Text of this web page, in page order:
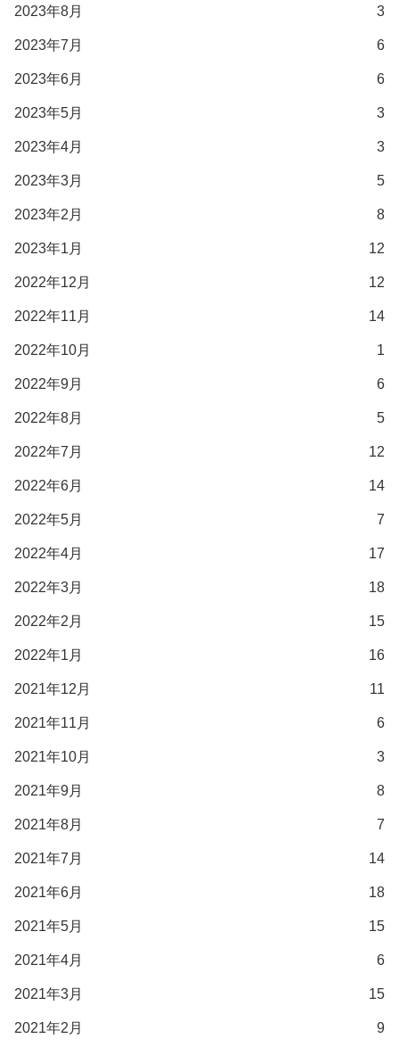
2023年8月 3
2023年7月 6
2023年6月 6
2023年5月 3
2023年4月 3
2023年3月 5
2023年2月 8
2023年1月 12
2022年12月 12
2022年11月 14
2022年10月 1
2022年9月 6
2022年8月 5
2022年7月 12
2022年6月 14
2022年5月 7
2022年4月 17
2022年3月 18
2022年2月 15
2022年1月 16
2021年12月 11
2021年11月 6
2021年10月 3
2021年9月 8
2021年8月 7
2021年7月 14
2021年6月 18
2021年5月 15
2021年4月 6
2021年3月 15
2021年2月 9